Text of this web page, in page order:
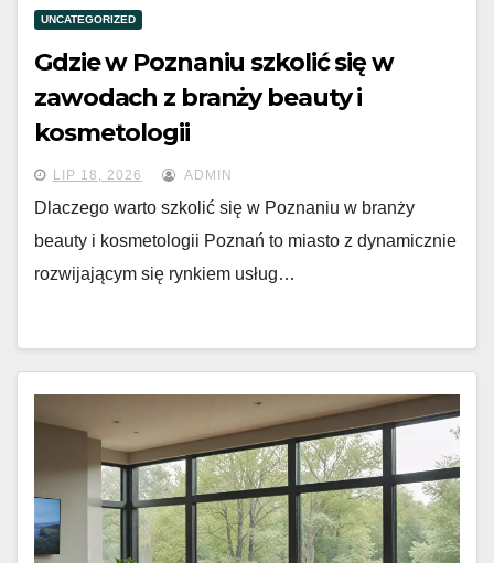
UNCATEGORIZED
Gdzie w Poznaniu szkolić się w
zawodach z branży beauty i
kosmetologii
LIP 18, 2026 ADMIN
Dlaczego warto szkolić się w Poznaniu w branży
beauty i kosmetologii Poznań to miasto z dynamicznie
rozwijającym się rynkiem usług…